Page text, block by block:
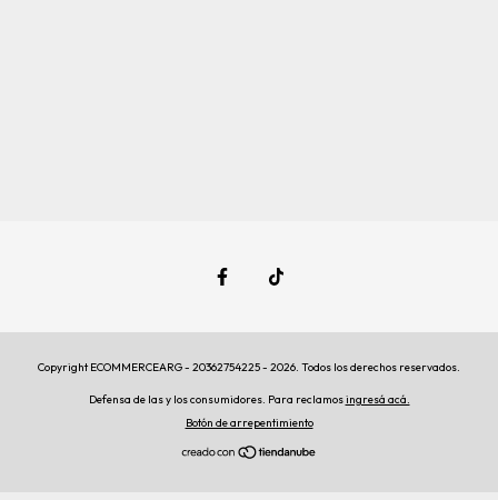
Copyright ECOMMERCEARG - 20362754225 - 2026. Todos los derechos reservados.
Defensa de las y los consumidores. Para reclamosingresá acá.
Botón de arrepentimiento